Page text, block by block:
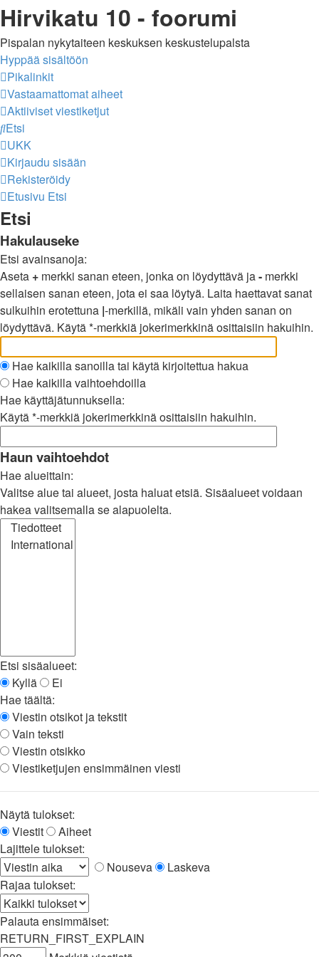
Hirvikatu 10 - foorumi
Pispalan nykytaiteen keskuksen keskustelupalsta
Hyppää sisältöön
Pikalinkit
Vastaamattomat aiheet
Aktiiviset viestiketjut
Etsi
UKK
Kirjaudu sisään
Rekisteröidy
Etusivu Etsi
Etsi
Hakulauseke
Etsi avainsanoja:
Aseta + merkki sanan eteen, jonka on löydyttävä ja- merkki
sellaisen sanan eteen, jota ei saa löytyä. Laita haettavat sanat
sulkuihin erotettuna |-merkillä, mikäli vain yhden sanan on
löydyttävä. Käytä *-merkkiä jokerimerkkinä osittaisiin hakuihin.
Hae kaikilla sanoilla tai käytä kirjoitettua hakua
Hae kaikilla vaihtoehdoilla
Hae käyttäjätunnuksella:
Käytä *-merkkiä jokerimerkkinä osittaisiin hakuihin.
Haun vaihtoehdot
Hae alueittain:
Valitse alue tai alueet, josta haluat etsiä. Sisäalueet voidaan
hakea valitsemalla se alapuolelta.
Etsi sisäalueet:
Kyllä
Ei
Hae täältä:
Viestin otsikot ja tekstit
Vain teksti
Viestin otsikko
Viestiketjujen ensimmäinen viesti
Näytä tulokset:
Viestit
Aiheet
Lajittele tulokset:
Nouseva
Laskeva
Rajaa tulokset:
Palauta ensimmäiset:
RETURN_FIRST_EXPLAIN